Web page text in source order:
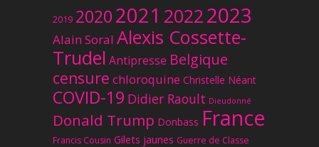
2019 20202021 20222023
Alain Soral Alexis Cossette-
Trudel Antipresse Belgique
censure chloroquine Christelle Néant
COVID-19 Didier Raoult Dieudonné
Donald Trump Donbass France
Francis Cousin Gilets jaunes Guerre de Classe